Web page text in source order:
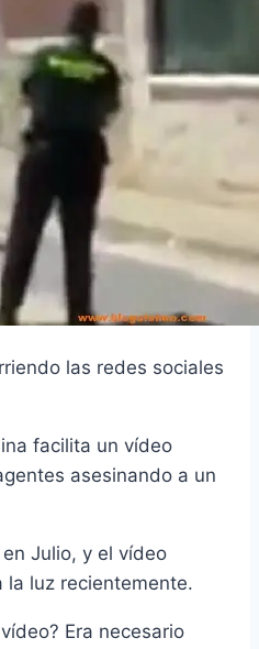
las redes sociales
facilita un vídeo
asesinando a un
Julio, y el vídeo
la luz recientemente.
Era necesario